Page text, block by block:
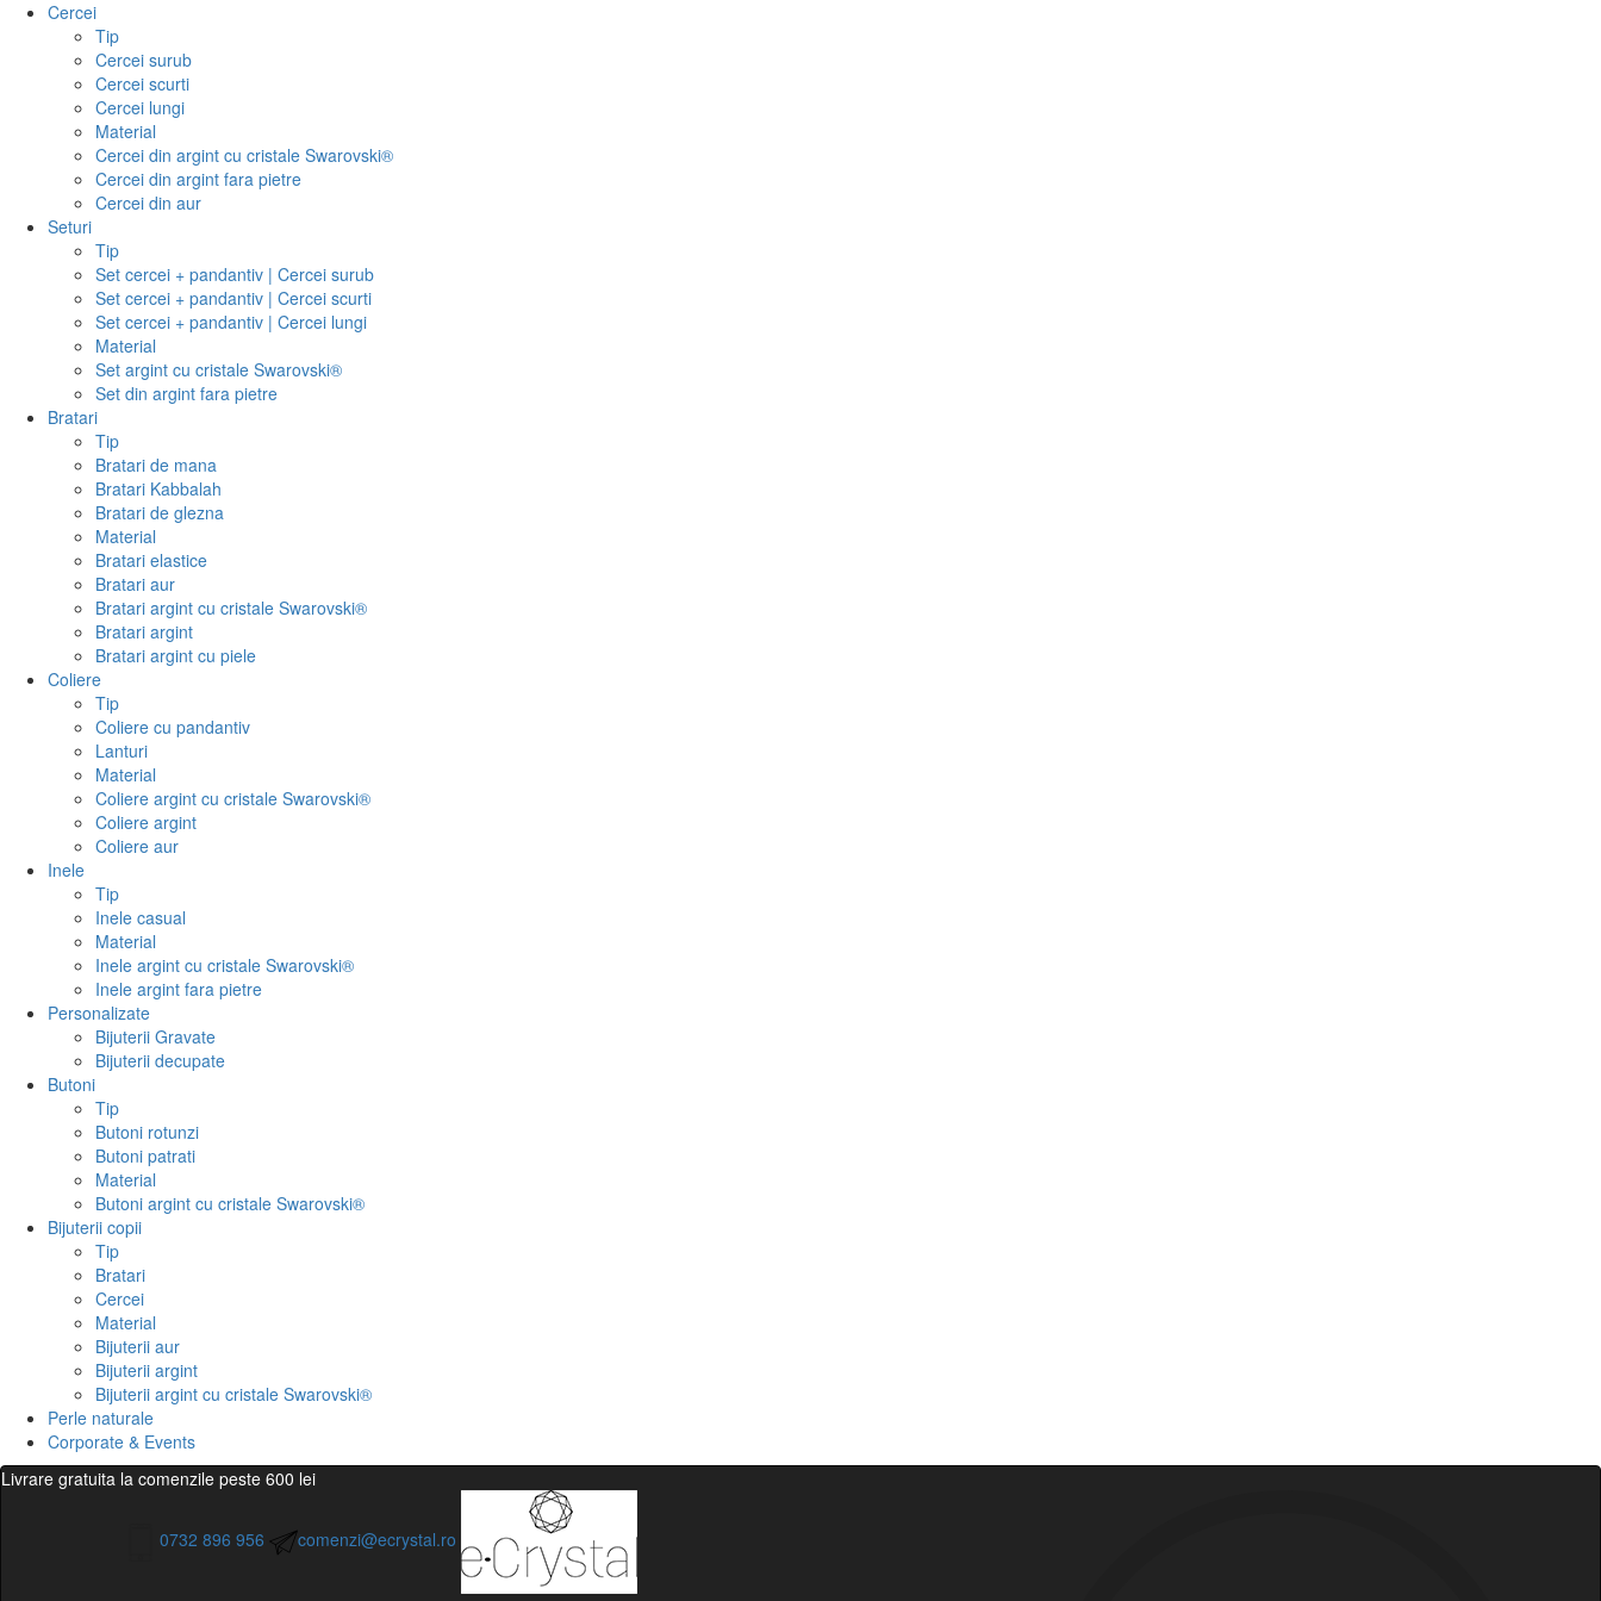
Cercei
Tip
Cercei surub
Cercei scurti
Cercei lungi
Material
Cercei din argint cu cristale Swarovski®
Cercei din argint fara pietre
Cercei din aur
Seturi
Tip
Set cercei + pandantiv | Cercei surub
Set cercei + pandantiv | Cercei scurti
Set cercei + pandantiv | Cercei lungi
Material
Set argint cu cristale Swarovski®
Set din argint fara pietre
Bratari
Tip
Bratari de mana
Bratari Kabbalah
Bratari de glezna
Material
Bratari elastice
Bratari aur
Bratari argint cu cristale Swarovski®
Bratari argint
Bratari argint cu piele
Coliere
Tip
Coliere cu pandantiv
Lanturi
Material
Coliere argint cu cristale Swarovski®
Coliere argint
Coliere aur
Inele
Tip
Inele casual
Material
Inele argint cu cristale Swarovski®
Inele argint fara pietre
Personalizate
Bijuterii Gravate
Bijuterii decupate
Butoni
Tip
Butoni rotunzi
Butoni patrati
Material
Butoni argint cu cristale Swarovski®
Bijuterii copii
Tip
Bratari
Cercei
Material
Bijuterii aur
Bijuterii argint
Bijuterii argint cu cristale Swarovski®
Perle naturale
Corporate & Events
Livrare gratuita la comenzile peste 600 lei
0732 896 956 comenzi@ecrystal.ro